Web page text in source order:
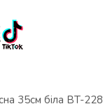
35см біла BT-228